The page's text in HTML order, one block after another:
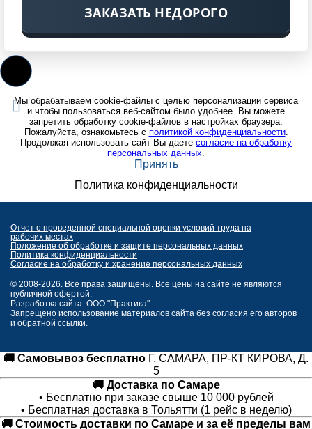
ЗАКАЗАТЬ НЕДОРОГО
Мы обрабатываем cookie-файлы с целью персонализации сервиса
и чтобы пользоваться веб-сайтом было удобнее. Вы можете
запретить обработку cookie-файлов в настройках браузера.
Пожалуйста, ознакомьтесь с политикой конфиденциальности.
Продолжая использовать сайт Вы даете согласие на обработку
персональных данных.
Принять
Политика конфиденциальности
Отчет о проведенной специальной оценки условий труда на
рабочих местах
Положение об обработке и защите персональных данных
Политика конфиденциальности
Согласие на обработку и хранение персональных данных
© 2008-2026. Все права защищены. Все цены на сайте не являются
публичной офертой.
Разработка сайта: ООО "Практика".
Запрещено использование материалов сайта без согласия его авторов
и обратной ссылки.
🚚 Самовывоз бесплатно Г. САМАРА, ПР-КТ КИРОВА, Д.
5
🚚 Доставка по Самаре
• Бесплатно при заказе свыше 10 000 рублей
• Бесплатная доставка в Тольятти (1 рейс в неделю)
🚚 Стоимость доставки по Самаре и за её пределы вам